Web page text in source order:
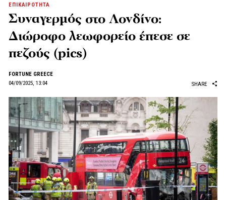
ΕΠΙΚΑΙΡΟΤΗΤΑ
Συναγερμός στο Λονδίνο:
Διώροφο λεωφορείο έπεσε σε
πεζούς (pics)
FORTUNE GREECE
04/09/2025, 13:04
SHARE